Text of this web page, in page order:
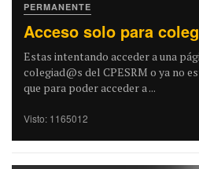
PERMANENTE
Acceso solo para
Estas intentando acceder a una
colegiad@s del CPESRM o ya no
que para poder acceder a ...
Visto: 1165012